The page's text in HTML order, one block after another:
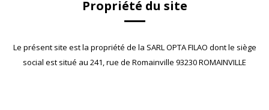
Propriété du site
Le présent site est la propriété de la SARL OPTA FILAO dont le siège
social est situé au 241, rue de Romainville 93230 ROMAINVILLE